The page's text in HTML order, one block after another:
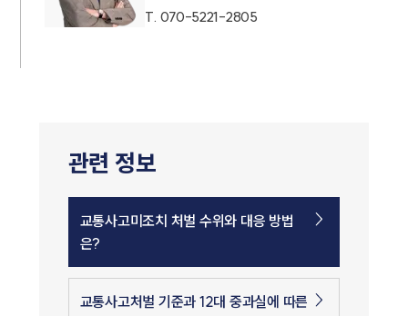
T. 070-5221-2805
관련 정보
교통사고미조치 처벌 수위와 대응 방법
은?
교통사고처벌 기준과 12대 중과실에 따른